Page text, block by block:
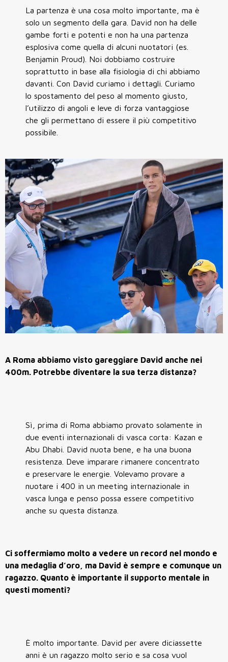
La partenza è una cosa molto importante, ma è
solo un segmento della gara. David non ha delle
gambe forti e potenti e non ha una partenza
esplosiva come quella di alcuni nuotatori (es.
Benjamin Proud). Noi dobbiamo costruire
soprattutto in base alla fisiologia di chi abbiamo
davanti. Con David curiamo i dettagli. Curiamo
lo spostamento del peso al momento giusto,
l’utilizzo di angoli e leve di forza vantaggiose
che gli permettano di essere il più competitivo
possibile.
A Roma abbiamo visto gareggiare David anche nei
400m. Potrebbe diventare la sua terza distanza?
Sì, prima di Roma abbiamo provato solamente in
due eventi internazionali di vasca corta: Kazan e
Abu Dhabi. David nuota bene, e ha una buona
resistenza. Deve imparare rimanere concentrato
e preservare le energie. Volevamo provare a
nuotare i 400 in un meeting internazionale in
vasca lunga e penso possa essere competitivo
anche su questa distanza.
Ci soffermiamo molto a vedere un record nel mondo e
una medaglia d’oro, ma David è sempre e comunque un
ragazzo. Quanto è importante il supporto mentale in
questi momenti?
È molto importante. David per avere diciassette
anni è un ragazzo molto serio e sa cosa vuol